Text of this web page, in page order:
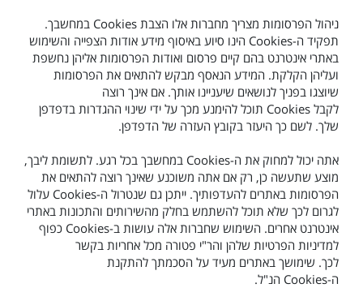
ניהול הפרסומות מצריך מחברות אלו הצבת Cookies במחשבך.
תפקיד ה-Cookies הינו סיוע באיסוף מידע אודות הצפייה והשימוש
באתרי אינטרנט בהם קיים פרסום ואודות הפרסומות אליהן נחשפת
ועליהן הקלקת. המידע הנאסף מבקש להתאים את הפרסומות
שיוצגו בפניך לנושאים שיעניינו אותך. אם אינך רוצה
לקבל Cookies תוכל להימנע מכך על ידי שינוי ההגדרות בדפדפן
שלך. לשם כך היעזר בקובץ העזרה של הדפדפן.
אתה יכול למחוק את ה-Cookies במחשבך בכל רגע. לתשומת ליבך,
מוצע שתעשה כן, רק אם אתה משוכנע שאינך רוצה להתאים את
הפרסומות באתרים להעדפותיך. ייתכן גם שנטרול ה-Cookies עלול
לגרום לכך שלא תוכל להשתמש בחלק מהשירותים והתכונות באתרי
אינטרנט אחרים. השימוש שחברות אלה עושות ב-Cookies כפוף
למדיניות הפרטיות שלהן והר"י פטורה מכל אחריות בקשר
לכך. שימושך באתרים מעיד על הסכמתך להתקנת
ה-Cookies הנ"ל.